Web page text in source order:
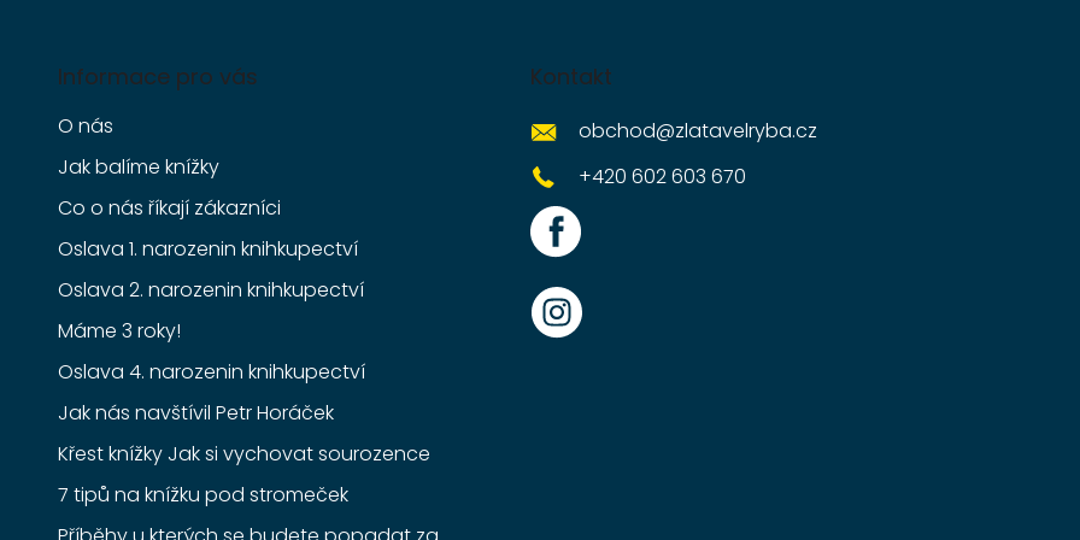
Informace pro vás
O nás
Jak balíme knížky
Co o nás říkají zákazníci
Oslava 1. narozenin knihkupectví
Oslava 2. narozenin knihkupectví
Máme 3 roky!
Oslava 4. narozenin knihkupectví
Jak nás navštívil Petr Horáček
Křest knížky Jak si vychovat sourozence
7 tipů na knížku pod stromeček
Kontakt
obchod@zlatavelryba.cz
+420 602 603 670